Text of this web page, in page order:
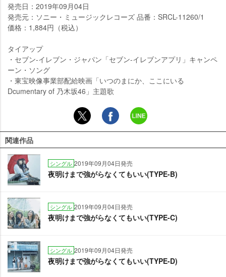
発売日：2019年09月04日
発売元：ソニー・ミュージックレコーズ 品番：SRCL-11260/1
価格：1,884円（税込）
タイアップ
・セブン-イレブン・ジャパン「セブン-イレブンアプリ」キャンペ
ーン・ソング
・東宝映像事業部配給映画「いつのまにか、ここにいる
Dcumentary of 乃木坂46」主題歌
関連作品
シングル 2019年09月04日発売
夜明けまで強がらなくてもいい(TYPE-B)
シングル 2019年09月04日発売
夜明けまで強がらなくてもいい(TYPE-C)
シングル 2019年09月04日発売
夜明けまで強がらなくてもいい(TYPE-D)